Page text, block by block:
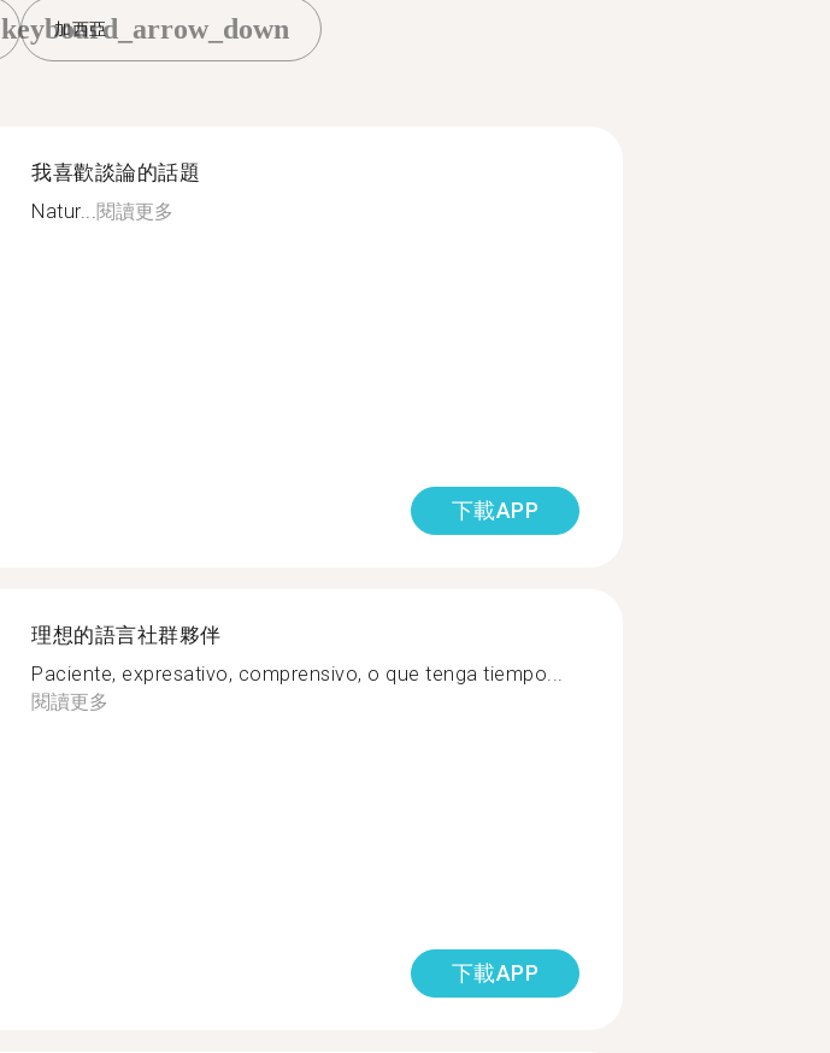
加西亞
keyboard_arrow_down
我喜歡談論的話題
Natur...閱讀更多
下載APP
理想的語言社群夥伴
Paciente, expresativo, comprensivo, o que tenga tiempo...
閱讀更多
下載APP